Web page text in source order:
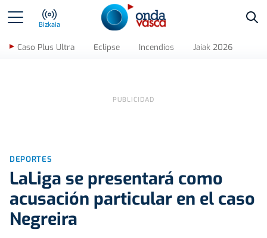
Bizkaia
Caso Plus Ultra Eclipse Incendios Jaiak 2026
DEPORTES
LaLiga se presentará como
acusación particular en el caso
Negreira